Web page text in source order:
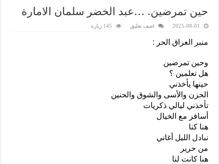
حين تمرضين. …عبد الخضر سلمان الامارة
2025-08-01 اضف تعليق 145 زيارة
منبر العراق الحر :
وحين تمرضين
هل تعلمين ؟
حينها يأخذني
الحزن والأسى والشوق والحنين
تأخذني ليالي ذكريات
أسافر مع الخيال
هنا كنا
نبادل الليل أغاني
من حرير
هنا كانت لنا